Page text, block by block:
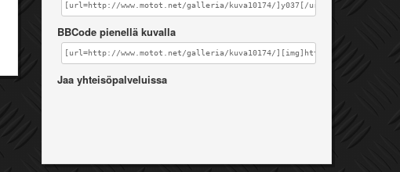
[url=http://www.motot.net/galleria/kuva10174/]y037[/url]
BBCode pienellä kuvalla
[url=http://www.motot.net/galleria/kuva10174/][img]http://
Jaa yhteisöpalveluissa